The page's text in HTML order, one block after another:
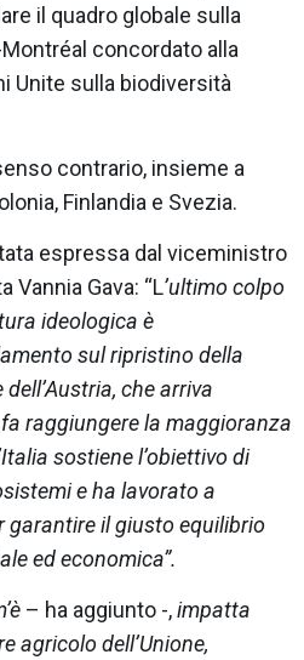
il quadro globale sulla
concordato alla
Unite sulla biodiversità
contrario, insieme a
Finlandia e Svezia.
espressa dal viceministro
Vannia Gava: “L’ultimo colpo
ideologica è
sul ripristino della
che arriva
raggiungere la maggioranza
sostiene l’obiettivo di
e ha lavorato a
garantire il giusto equilibrio
ed economica”.
– ha aggiunto -,impatta
agricolo dell’Unione,